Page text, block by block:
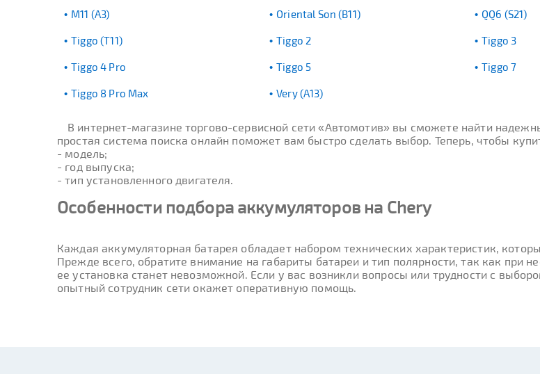
M11 (A3) Oriental Son (B11) QQ6 (S21)
Tiggo (T11) Tiggo 2 Tiggo 3
Tiggo 4 Pro Tiggo 5 Tiggo 7
Tiggo 8 Pro Max Very (A13)
В интернет-магазине торгово-сервисной сети «Автомотив» вы сможете найти
простая система поиска онлайн поможет вам быстро сделать выбор. Теперь, чтобы
- модель;
- год выпуска;
- тип установленного двигателя.
Особенности подбора аккумуляторов на Chery
Каждая аккумуляторная батарея обладает набором технических характеристик,
Прежде всего, обратите внимание на габариты батареи и тип полярности, так как при
ее установка станет невозможной. Если у вас возникли вопросы или трудности с
опытный сотрудник сети окажет оперативную помощь.